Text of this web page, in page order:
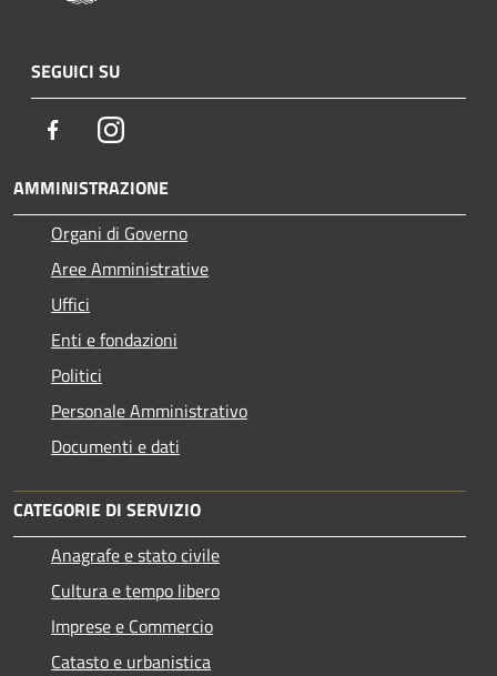
SEGUICI SU
FacebookInstagram
AMMINISTRAZIONE
Organi di Governo
Aree Amministrative
Uffici
Enti e fondazioni
Politici
Personale Amministrativo
Documenti e dati
CATEGORIE DI SERVIZIO
Anagrafe e stato civile
Cultura e tempo libero
Imprese e Commercio
Catasto e urbanistica